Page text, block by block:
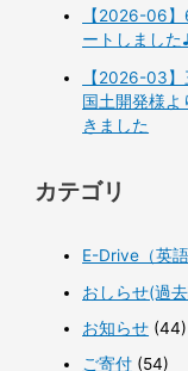
【2026-06
ートしました
【2026-03
国土開発様
きました
カテゴリ
E-Drive（英語
おしらせ(過
お知らせ (44)
ご寄付 (54)